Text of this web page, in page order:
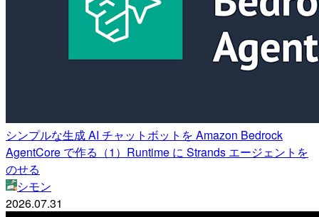
シンプルな生成 AI チャットボットを Amazon Bedrock
AgentCore で作る（1）Runtime に Strands エージェントを
のせる
シモン
2026.07.31